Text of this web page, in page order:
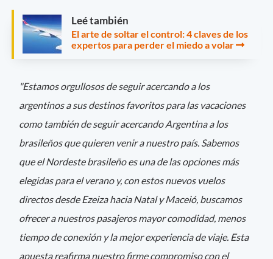
Leé también
El arte de soltar el control: 4 claves de los
expertos para perder el miedo a volar
"Estamos orgullosos de seguir acercando a los
argentinos a sus destinos favoritos para las vacaciones
como también de seguir acercando Argentina a los
brasileños que quieren venir a nuestro país. Sabemos
que el Nordeste brasileño es una de las opciones más
elegidas para el verano y, con estos nuevos vuelos
directos desde Ezeiza hacia Natal y Maceió, buscamos
ofrecer a nuestros pasajeros mayor comodidad, menos
tiempo de conexión y la mejor experiencia de viaje. Esta
apuesta reafirma nuestro firme compromiso con el